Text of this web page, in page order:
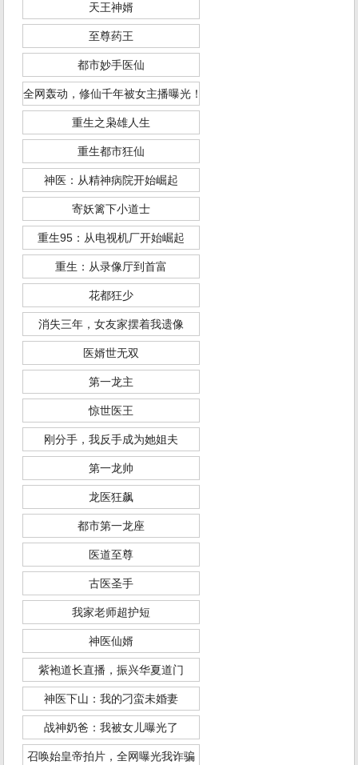
天王神婿
至尊药王
都市妙手医仙
全网轰动，修仙千年被女主播曝光！
重生之枭雄人生
重生都市狂仙
神医：从精神病院开始崛起
寄妖篱下小道士
重生95：从电视机厂开始崛起
重生：从录像厅到首富
花都狂少
消失三年，女友家摆着我遗像
医婿世无双
第一龙主
惊世医王
刚分手，我反手成为她姐夫
第一龙帅
龙医狂飙
都市第一龙座
医道至尊
古医圣手
我家老师超护短
神医仙婿
紫袍道长直播，振兴华夏道门
神医下山：我的刁蛮未婚妻
战神奶爸：我被女儿曝光了
召唤始皇帝拍片，全网曝光我诈骗